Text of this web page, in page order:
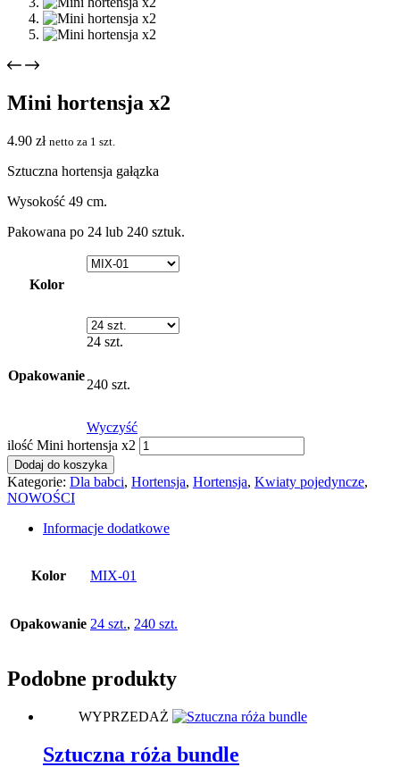
Mini hortensja x2
4.90 zł netto za 1 szt.
Sztuczna hortensja gałązka
Wysokość 49 cm.
Pakowana po 24 lub 240 sztuk.
Kolor
Opakowanie
24 szt.
240 szt.
Wyczyść
ilość Mini hortensja x2
Dodaj do koszyka
Kategorie: Dla babci, Hortensja, Hortensja, Kwiaty pojedyncze,
NOWOŚCI
Informacje dodatkowe
Kolor MIX-01
Opakowanie 24 szt., 240 szt.
Podobne produkty
WYPRZEDAŻ
Sztuczna róża bundle